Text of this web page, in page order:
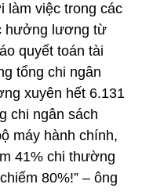
làm việc trong các
hưởng lương từ
quyết toán tài
tổng chi ngân
xuyên hết 6.131
chi ngân sách
máy hành chính,
41% chi thường
80%!” – ông